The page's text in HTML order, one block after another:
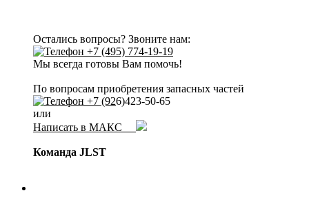
Остались вопросы? Звоните нам:
+7 (495) 774-19-19
Мы всегда готовы Вам помочь!
По вопросам приобретения запасных частей
+7 (926)423-50-65
или
Написать в МАКС
Команда JLST